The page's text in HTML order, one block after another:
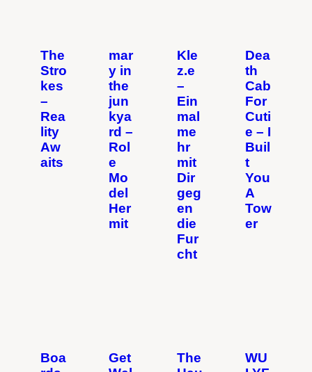
The
Stro
kes
–
Rea
lity
Aw
aits
mar
y in
the
jun
kya
rd –
Rol
e
Mo
del
Her
mit
Kle
z.e
–
Ein
mal
me
hr
mit
Dir
geg
en
die
Fur
cht
Dea
th
Cab
For
Cuti
e – I
Buil
t
You
A
Tow
er
Boa
Get
The
WU